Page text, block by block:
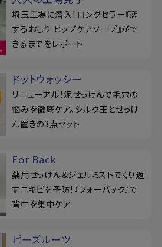
埼玉工場に潜入！ロングセラー『恋
するおしり ヒップケアソープ』がで
きるまでをレポート
ドットウォッシー
リニューアル！泥せっけんで毛穴の
悩みを徹底ケア。シルク玉とせっけ
ん置きの3点セット
For Back
薬用せっけん＆ジェルミストでくり返
すニキビを予防！『フォーバック』で
背中を集中ケア
ピーズルーツ